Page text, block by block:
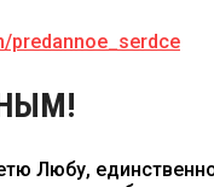
predannoe_serdce
Любу,